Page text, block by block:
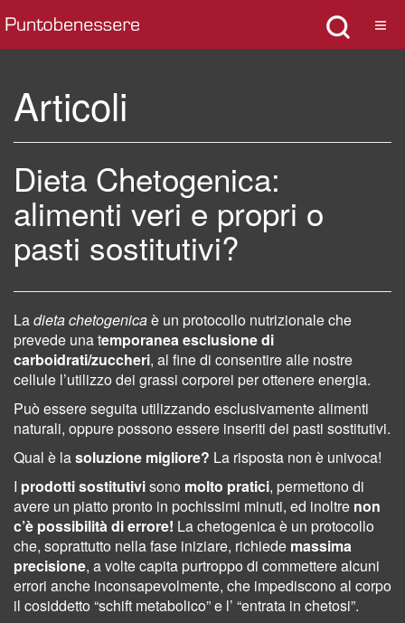
Articoli
Dieta Chetogenica:
alimenti veri e propri o
pasti sostitutivi?
Ladieta chetogenicaè un protocollo nutrizionale che
prevede una temporanea esclusione di
carboidrati/zuccheri, al fine di consentire alle nostre
cellule l’utilizzo dei grassi corporei per ottenere energia.
Può essere seguita utilizzando esclusivamente alimenti
naturali, oppure possono essere inseriti dei pasti sostitutivi.
Qual è lasoluzione migliore? La risposta non è univoca!
I prodotti sostitutivisono molto pratici, permettono di
avere un piatto pronto in pochissimi minuti, ed inoltre non
c’è possibilità di errore! La chetogenica è un protocollo
che, soprattutto nella fase iniziare, richiede massima
precisione, a volte capita purtroppo di commettere alcuni
errori anche inconsapevolmente, che impediscono al corpo
il cosiddetto “schift metabolico” e l’ “entrata in chetosi”.